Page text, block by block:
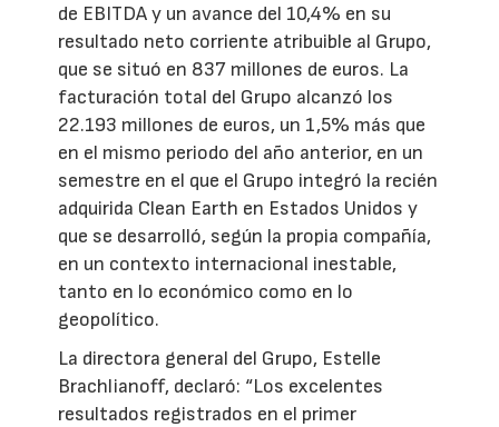
de EBITDA y un avance del 10,4% en su
resultado neto corriente atribuible al Grupo,
que se situó en 837 millones de euros. La
facturación total del Grupo alcanzó los
22.193 millones de euros, un 1,5% más que
en el mismo periodo del año anterior, en un
semestre en el que el Grupo integró la recién
adquirida Clean Earth en Estados Unidos y
que se desarrolló, según la propia compañía,
en un contexto internacional inestable,
tanto en lo económico como en lo
geopolítico.
La directora general del Grupo, Estelle
Brachlianoff, declaró: “Los excelentes
resultados registrados en el primer